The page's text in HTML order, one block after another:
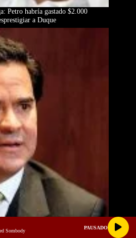
Petro habría gastado $2.000
a Duque
Sombody
PAUSADO